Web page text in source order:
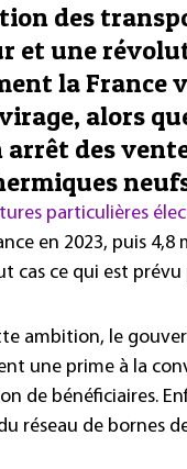
des
et une
la France
alors
des
particulières
en 2023, puis 4,8
cas ce qui est prévu
ambition, le
une prime à la
de bénéficiaires.
réseau de bornes